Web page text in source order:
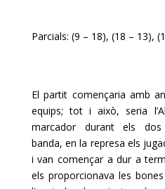
Parcials: (9 – 18), (18 – 13),
El partit començaria amb
equips; tot i això, seria
marcador durant els dos
banda, en la represa els
i van començar a dur a
els proporcionava les